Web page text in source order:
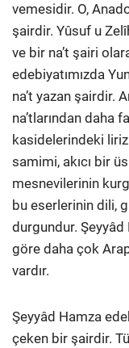
vemesidir. O,
şairdir. Yûsuf u
ve bir na’t şairi
edebiyatımızda
na’t yazan şairdir.
na’tlarından daha
kasidelerindeki
samimi, akıcı bir
mesnevilerinin
bu eserlerinin dili,
durgundur. Şeyyâd
göre daha çok
vardır.
Şeyyâd Hamza
çeken bir şairdir.